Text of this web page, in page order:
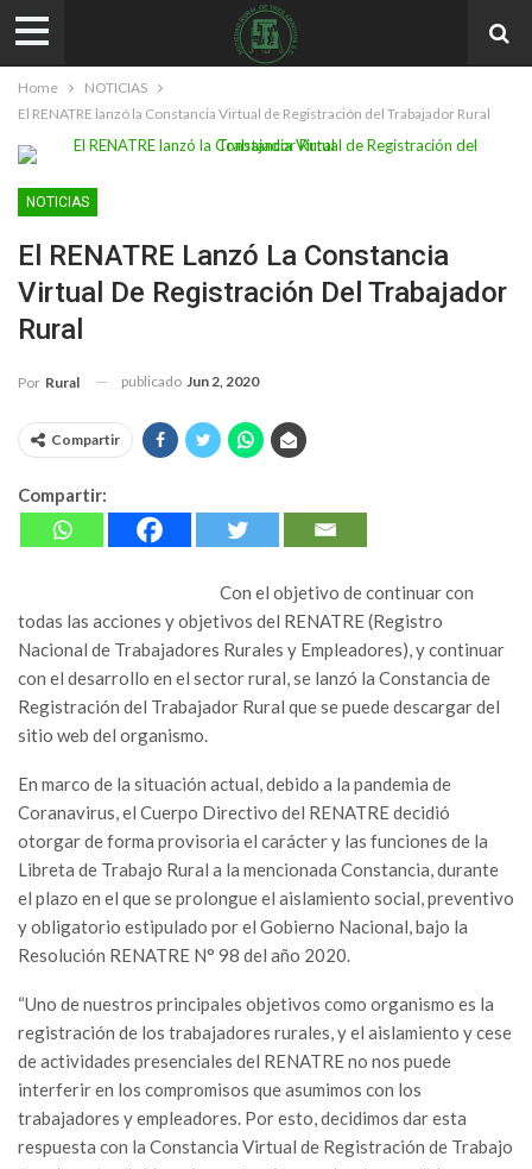
Home
NOTICIAS
El RENATRE lanzó la Constancia Virtual de Registración del Trabajador Rural
NOTICIAS
El RENATRE Lanzó La Constancia
Virtual De Registración Del Trabajador
Rural
Por Rural publicado Jun 2, 2020
Compartir
Compartir:
Con el objetivo de continuar con
todas las acciones y objetivos del RENATRE (Registro
Nacional de Trabajadores Rurales y Empleadores), y continuar
con el desarrollo en el sector rural, se lanzó la Constancia de
Registración del Trabajador Rural que se puede descargar del
sitio web del organismo.
En marco de la situación actual, debido a la pandemia de
Coranavirus, el Cuerpo Directivo del RENATRE decidió
otorgar de forma provisoria el carácter y las funciones de la
Libreta de Trabajo Rural a la mencionada Constancia, durante
el plazo en el que se prolongue el aislamiento social, preventivo
y obligatorio estipulado por el Gobierno Nacional, bajo la
Resolución RENATRE N° 98 del año 2020.
“Uno de nuestros principales objetivos como organismo es la
registración de los trabajadores rurales, y el aislamiento y cese
de actividades presenciales del RENATRE no nos puede
interferir en los compromisos que asumimos con los
trabajadores y empleadores. Por esto, decidimos dar esta
respuesta con la Constancia Virtual de Registración de Trabajo